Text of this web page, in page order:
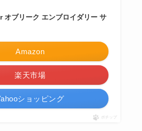
オブリーク エンブロイダリー サ
Amazon
楽天市場
ショッピング
ポチップ